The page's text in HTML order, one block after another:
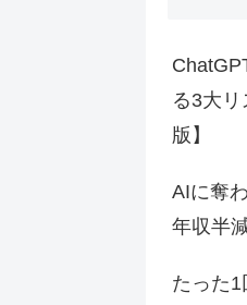
る3大
版】
AIに奪
年収半
たった